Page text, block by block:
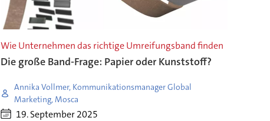
Wie Unternehmen das richtige Umreifungsband finden
Die große Band-Frage: Papier oder Kunststoff?
Annika Vollmer, Kommunikationsmanager Global
Marketing, Mosca
19. September 2025